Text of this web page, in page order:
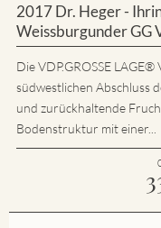
2017 Dr. Heger -
Weissburgunder GG
Die VDP.GROSSE
südwestlichen Abschluss
und zurückhaltende
Bodenstruktur mit einer...